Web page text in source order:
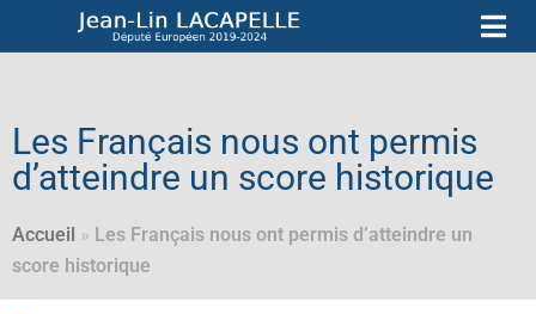
Les Français nous ont permis
d’atteindre un score historique
Accueil » Les Français nous ont permis d’atteindre un
score historique